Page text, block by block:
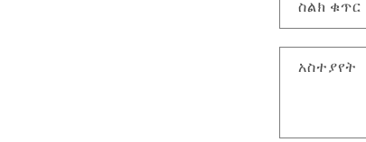
ራ
ሻ
ስልክ ቁጥር
አስተያየት